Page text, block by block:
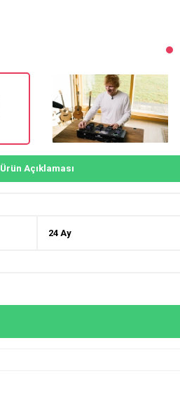
Ürün Açıklaması
24 Ay